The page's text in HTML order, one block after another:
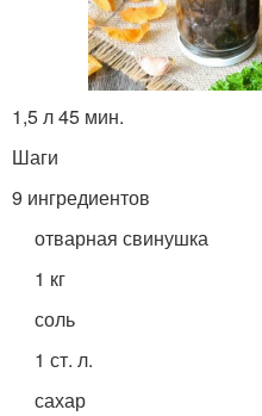
1,5 л 45 мин.
Шаги
9 ингредиентов
отварная свинушка
1 кг
соль
1 ст. л.
сахар